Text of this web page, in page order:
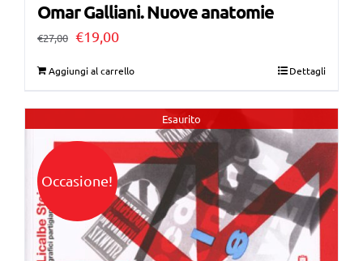
Omar Galliani. Nuove anatomie
€27,00 Il
era:
€27,00.
€19,00Il
è:
€19,00.
Aggiungi al carrello Dettagli
Esaurito
Occasione!